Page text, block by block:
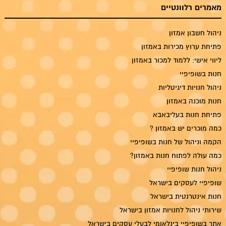
מאמרים רלוונטיים
ניהול חשבון אמזון
פתיחת ערוץ מכירות באמזון
ליווי אישי: ללמוד למכור באמזון
חנות בשופיפיי
ניהול חנויות דיגיטליות
חנות מוכנה באמזון
פתיחת חנות בעליבאבא
כמה מוכרים יש באמזון ?
הקמה וניהול של חנות בשופיפיי
כמה עולה לפתוח חנות באמזון?
ניהול חנות שופיפיי
שופיפיי לעסקים בישראל
חנות אינטרנטית בישראל
שירותי ניהול לחנויות אמזון בישראל
אתר בשופיפיי בינלאומי לבעלי עסקים בישראל